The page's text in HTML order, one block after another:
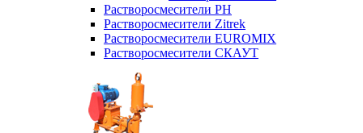
Растворосмесители РН
Растворосмесители Zitrek
Растворосмесители EUROMIX
Растворосмесители СКАУТ